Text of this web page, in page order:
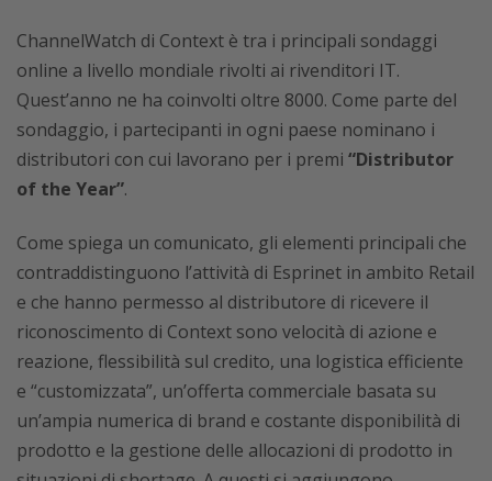
ChannelWatch di Context è tra i principali sondaggi
online a livello mondiale rivolti ai rivenditori IT.
Quest’anno ne ha coinvolti oltre 8000. Come parte del
sondaggio, i partecipanti in ogni paese nominano i
distributori con cui lavorano per i premi “Distributor
of the Year”.
Come spiega un comunicato, gli elementi principali che
contraddistinguono l’attività di Esprinet in ambito Retail
e che hanno permesso al distributore di ricevere il
riconoscimento di Context sono velocità di azione e
reazione, flessibilità sul credito, una logistica efficiente
e “customizzata”, un’offerta commerciale basata su
un’ampia numerica di brand e costante disponibilità di
prodotto e la gestione delle allocazioni di prodotto in